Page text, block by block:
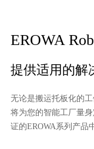
EROWA
提供适用的解
无论是搬运托板化的
将为您的智能工厂量
证的EROWA系列产品